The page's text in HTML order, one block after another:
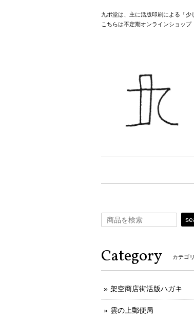
九ポ堂は、主に活版印刷による「少
こちらは不定期オンラインショップ
Category カテゴ
架空商店街活版ハガキ
雲の上郵便局